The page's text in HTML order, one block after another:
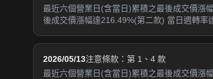
最近六個營業日(含當日)累積之最後成交價漲
後成交價漲幅達216.49%(第二款) 當日週轉率
2026/05/13注意條款：第 1、4 款
最近六個營業日(含當日)累積之最後成交價漲